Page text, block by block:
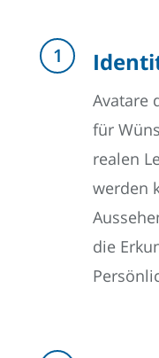
Avatare
für
realen
werden
die